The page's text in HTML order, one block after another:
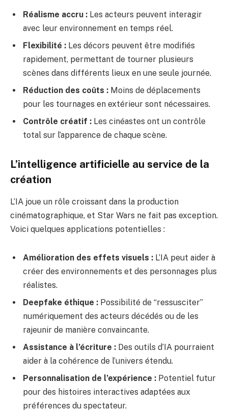
Réalisme accru : Les acteurs peuvent interagir
avec leur environnement en temps réel.
Flexibilité : Les décors peuvent être modifiés
rapidement, permettant de tourner plusieurs
scènes dans différents lieux en une seule journée.
Réduction des coûts : Moins de déplacements
pour les tournages en extérieur sont nécessaires.
Contrôle créatif : Les cinéastes ont un contrôle
total sur l’apparence de chaque scène.
L’intelligence artificielle au service de la
création
L’IA joue un rôle croissant dans la production
cinématographique, et Star Wars ne fait pas exception.
Voici quelques applications potentielles :
Amélioration des effets visuels : L’IA peut aider à
créer des environnements et des personnages plus
réalistes.
Deepfake éthique : Possibilité de “ressusciter”
numériquement des acteurs décédés ou de les
rajeunir de manière convaincante.
Assistance à l’écriture : Des outils d’IA pourraient
aider à la cohérence de l’univers étendu.
Personnalisation de l’expérience : Potentiel futur
pour des histoires interactives adaptées aux
préférences du spectateur.